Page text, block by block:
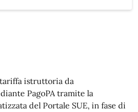
istruttoria da
PagoPAtramite la
del Portale SUE, in fase di